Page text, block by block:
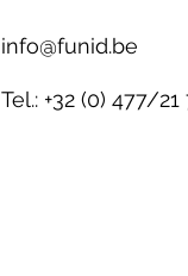
info@funid.be
Tel.: +32 (0) 477/21